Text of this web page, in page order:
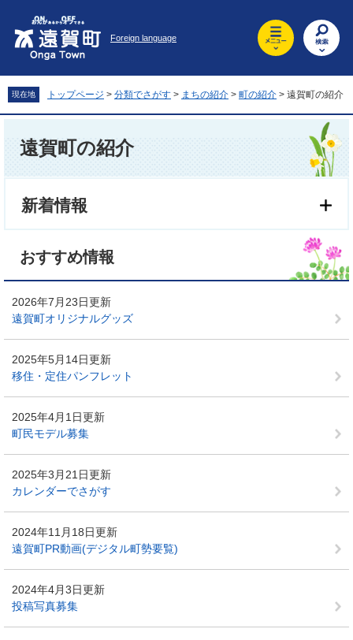
先
頭
を
飛
Foreign language
現在地 トップページ > 分類でさがす > まちの紹介 > 町の紹介 > 遠賀町の紹介
遠賀町の紹介
新着情報
おすすめ情報
2026年7月23日更新
遠賀町オリジナルグッズ
2025年5月14日更新
移住・定住パンフレット
2025年4月1日更新
町民モデル募集
2025年3月21日更新
カレンダーでさがす
2024年11月18日更新
遠賀町PR動画(デジタル町勢要覧)
2024年4月3日更新
投稿写真募集